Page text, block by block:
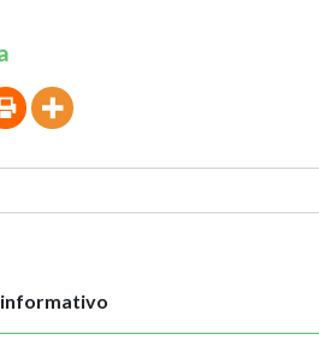
informativo